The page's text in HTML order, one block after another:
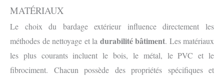
MATÉRIAUX
Le choix du bardage extérieur influence directement les
méthodes de nettoyage et la durabilité bâtiment. Les matériaux
les plus courants incluent le bois, le métal, le PVC et le
fibrociment. Chacun possède des propriétés spécifiques et